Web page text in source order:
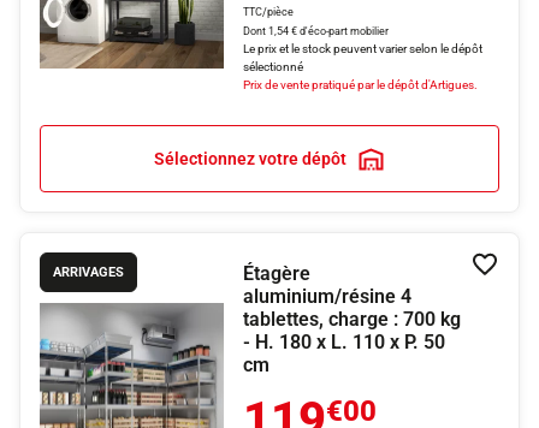
TTC/pièce
Dont 1,54 € d'éco-part mobilier
Le prix et le stock peuvent varier selon le dépôt
sélectionné
Prix de vente pratiqué par le dépôt d'Artigues.
Sélectionnez votre dépôt
ARRIVAGES
Étagère
aluminium/résine 4
tablettes, charge : 700 kg
- H. 180 x L. 110 x P. 50
cm
€00